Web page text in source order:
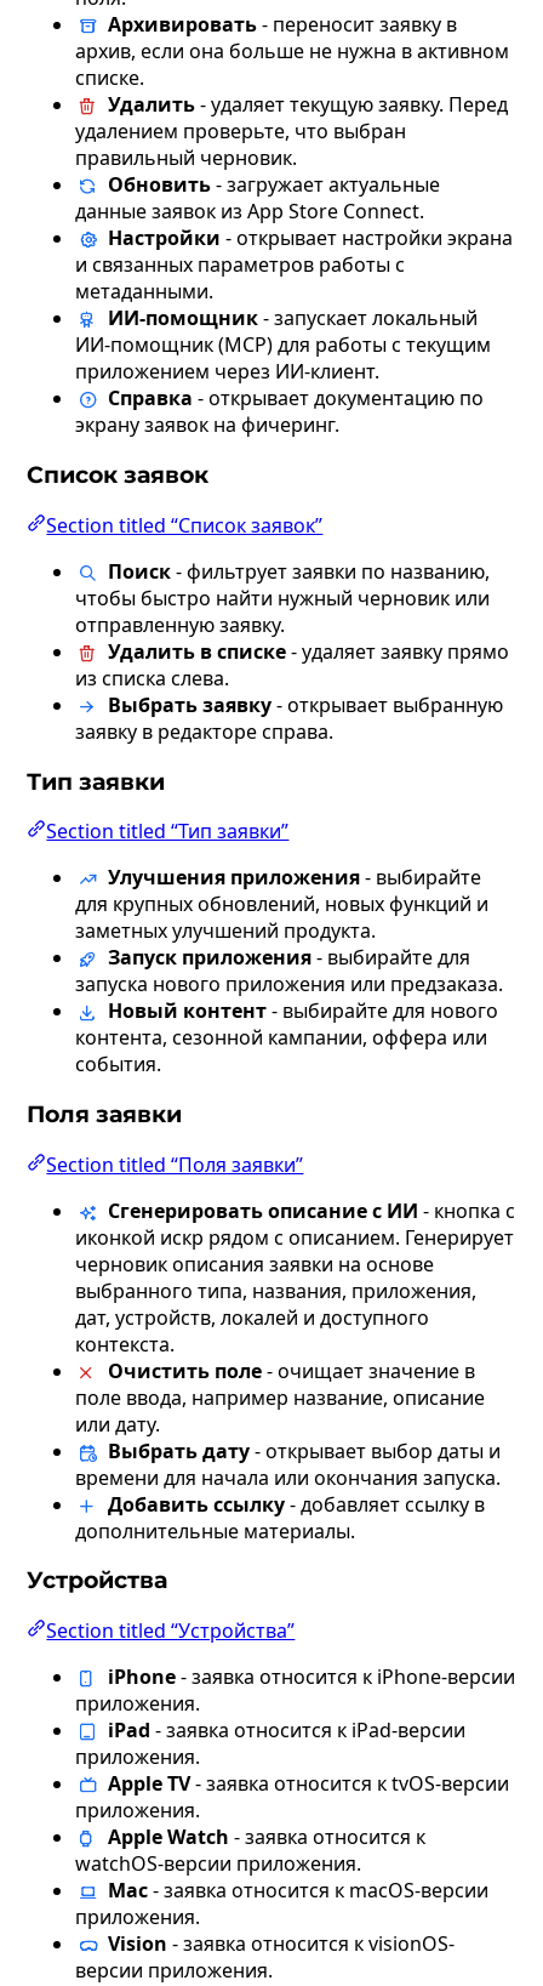
Архивировать- переносит заявку в
архив, если она больше не нужна в активном
списке.
Удалить- удаляет текущую заявку. Перед
удалением проверьте, что выбран
правильный черновик.
Обновить- загружает актуальные
данные заявок из App Store Connect.
Настройки - открывает настройки экрана
и связанных параметров работы с
метаданными.
ИИ-помощник- запускает локальный
ИИ-помощник (MCP) для работы с текущим
приложением через ИИ-клиент.
Справка - открывает документацию по
экрану заявок на фичеринг.
Список заявок
Section titled “Список заявок”
Поиск- фильтрует заявки по названию,
чтобы быстро найти нужный черновик или
отправленную заявку.
Удалить в списке- удаляет заявку прямо
из списка слева.
Выбрать заявку- открывает выбранную
заявку в редакторе справа.
Тип заявки
Section titled “Тип заявки”
Улучшения приложения- выбирайте
для крупных обновлений, новых функций и
заметных улучшений продукта.
Запуск приложения- выбирайте для
запуска нового приложения или предзаказа.
Новый контент- выбирайте для нового
контента, сезонной кампании, оффера или
события.
Поля заявки
Section titled “Поля заявки”
Сгенерировать описание с ИИ - кнопка с
иконкой искр рядом с описанием. Генерирует
черновик описания заявки на основе
выбранного типа, названия, приложения,
дат, устройств, локалей и доступного
контекста.
Очистить поле- очищает значение в
поле ввода, например название, описание
или дату.
Выбрать дату- открывает выбор даты и
времени для начала или окончания запуска.
Добавить ссылку- добавляет ссылку в
дополнительные материалы.
Устройства
Section titled “Устройства”
iPhone- заявка относится к iPhone-версии
приложения.
iPad - заявка относится к iPad-версии
приложения.
Apple TV- заявка относится к tvOS-версии
приложения.
Apple Watch - заявка относится к
watchOS-версии приложения.
Mac- заявка относится к macOS-версии
приложения.
Vision - заявка относится к visionOS-
версии приложения.